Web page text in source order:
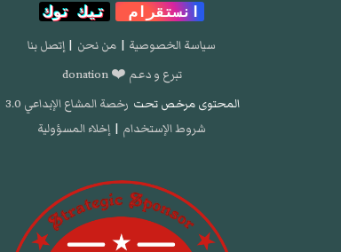
انستقرام
تيك توك
سياسة الخصوصية | من نحن | إتصل بنا
تبرع و دعم ❤️ donation
المحتوى مرخص تحت رخصة المشاع الإبداعي 3.0
شروط الإستخدام | إخلاء المسؤولية